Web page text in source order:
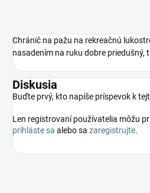
Chránič na pažu na rekreačnú
nasadením na ruku dobre priedušný,
Diskusia
Buďte prvý, kto napíše príspevok k
Len registrovaní používatelia môžu
prihláste sa alebo sa zaregistrujte.